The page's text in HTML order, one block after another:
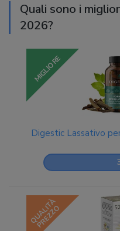
Quali sono i
2026?
MIGLIORE
Digestic Lassativo
QUALITÀ
PREZZO